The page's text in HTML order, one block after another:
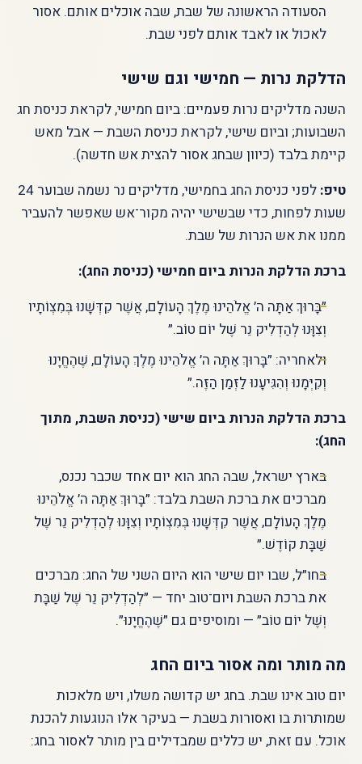
הסעודה הראשונה של שבת, שבה אוכלים אותם. אסור
לאכול או לאבד אותם לפני שבת.
הדלקת נרות — חמישי וגם שישי
השנה מדליקים נרות פעמיים: ביום חמישי, לקראת כניסת חג
השבועות; וביום שישי, לקראת כניסת השבת — אבל מאש
קיימת בלבד (כיוון שבחג אסור להצית אש חדשה).
טיפ:
לפני כניסת החג בחמישי, מדליקים נר נשמה שבוער 24
שעות לפחות, כדי שבשישי יהיה מקור־אש שאפשר להעביר
ממנו את אש הנרות של שבת.
ברכת הדלקת הנרות ביום חמישי (כניסת החג):
״בָּרוּךְ אַתָּה ה׳ אֱלֹהֵינוּ מֶלֶךְ הָעוֹלָם, אֲשֶׁר קִדְּשָׁנוּ בְּמִצְוֹתָיו
וְצִוָּנוּ לְהַדְלִיק נֵר שֶׁל יוֹם טוֹב.״
ולאחריה: ״בָּרוּךְ אַתָּה ה׳ אֱלֹהֵינוּ מֶלֶךְ הָעוֹלָם, שֶׁהֶחֱיָנוּ
וְקִיְּמָנוּ וְהִגִּיעָנוּ לַזְּמַן הַזֶּה.״
ברכת הדלקת הנרות ביום שישי (כניסת השבת, מתוך
החג):
בארץ ישראל, שבה החג הוא יום אחד שכבר נכנס,
מברכים את ברכת השבת בלבד: ״בָּרוּךְ אַתָּה ה׳ אֱלֹהֵינוּ
מֶלֶךְ הָעוֹלָם, אֲשֶׁר קִדְּשָׁנוּ בְּמִצְוֹתָיו וְצִוָּנוּ לְהַדְלִיק נֵר שֶׁל
שַׁבָּת קוֹדֶשׁ.״
בחו״ל, שבו יום שישי הוא היום השני של החג: מברכים
את ברכת השבת ויום־טוב יחד — ״לְהַדְלִיק נֵר שֶׁל שַׁבָּת
וְשֶׁל יוֹם טוֹב״ — ומוסיפים גם ״שֶׁהֶחֱיָנוּ״.
מה מותר ומה אסור ביום החג
יום טוב אינו שבת. בחג יש קדושה משלו, ויש מלאכות
שמותרות בו ואסורות בשבת — בעיקר אלו הנוגעות להכנת
אוכל. עם זאת, יש כללים שמבדילים בין מותר לאסור בחג: